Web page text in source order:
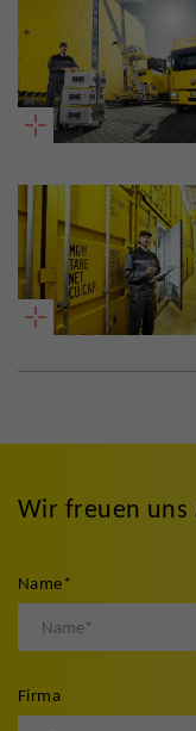
Wir freuen uns
Name*
Firma